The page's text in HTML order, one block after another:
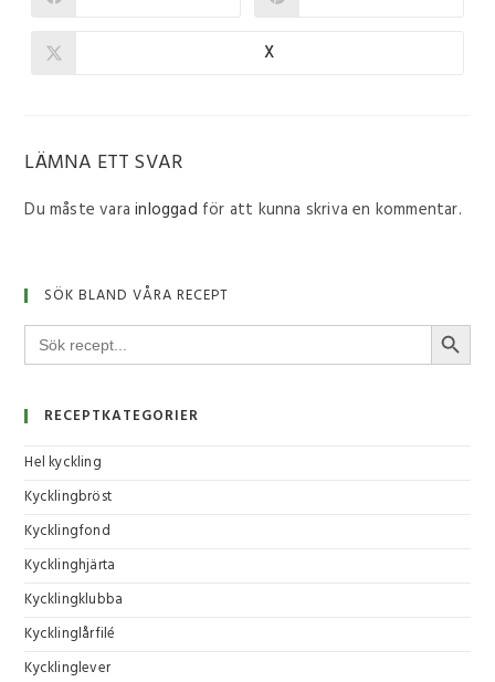
X
LÄMNA ETT SVAR
Du måste varainloggad för att kunna skriva en kommentar.
SÖK BLAND VÅRA RECEPT
Sök
efter:
RECEPTKATEGORIER
Hel kyckling
Kycklingbröst
Kycklingfond
Kycklinghjärta
Kycklingklubba
Kycklinglårfilé
Kycklinglever